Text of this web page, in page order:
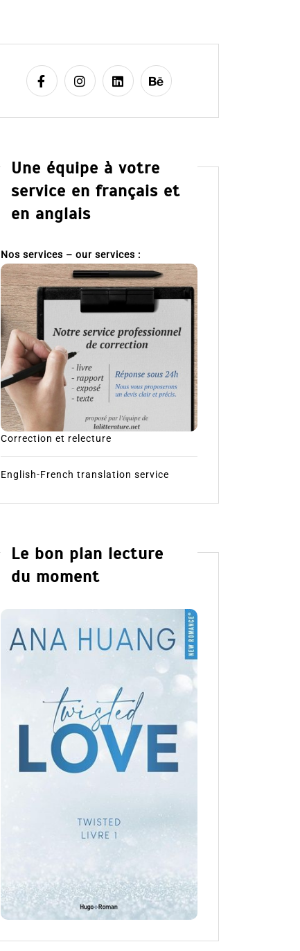
Une équipe à votre
service en français et
en anglais
Nos services – our services :
Correction et relecture
English-French translation service
Le bon plan lecture
du moment